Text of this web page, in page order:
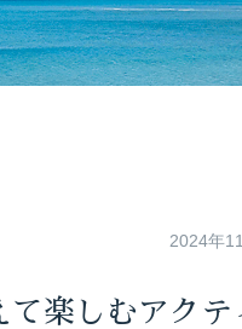
2024年
て楽しむアクテ